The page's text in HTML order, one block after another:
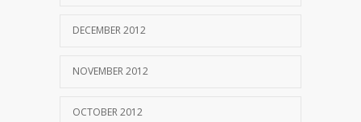
DECEMBER 2012
NOVEMBER 2012
OCTOBER 2012